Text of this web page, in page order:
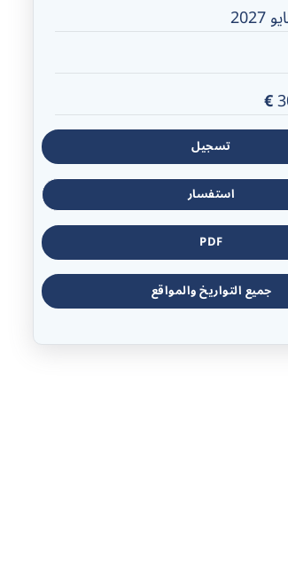
€
تسجيل
استفسار
PDF
جميع التواريخ والمواقع